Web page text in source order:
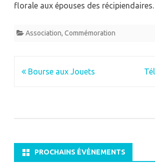
florale aux épouses des récipiendaires.
Association, Commémoration
Navigation
Bourse aux Jouets
PROCHAINS ÉVÉNEMENTS